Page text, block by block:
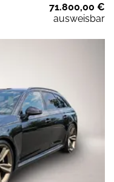
71.800,00 €
ausweisbar